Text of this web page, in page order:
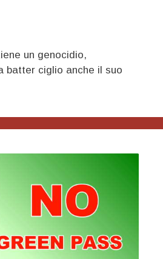
un genocidio,
batter ciglio anche il suo